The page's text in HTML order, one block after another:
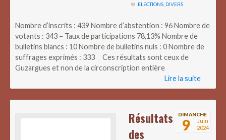
ELECTIONS DIVERS
Nombre d’inscrits : 439 Nombre d’abstention : 96 Nombre de
votants : 343 – Taux de participations 78,13% Nombre de
bulletins blancs : 10 Nombre de bulletins nuls : 0 Nombre de
suffrages exprimés : 333 Ces résultats sont ceux de
Guzargues et non de la circonscription entière
Lire la suite
DIMANCHE
9
Juin
2024
Résultats
des